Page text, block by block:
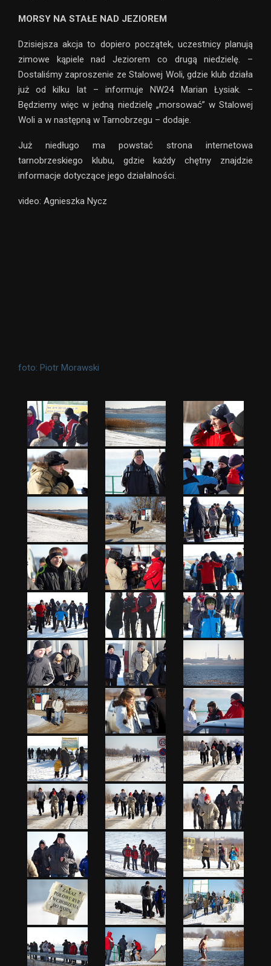
MORSY NA STAŁE NAD JEZIOREM
Dzisiejsza akcja to dopiero początek, uczestnicy planują
zimowe kąpiele nad Jeziorem co drugą niedzielę. –
Dostaliśmy zaproszenie ze Stalowej Woli, gdzie klub działa
już od kilku lat – informuje NW24 Marian Łysiak. –
Będziemy więc w jedną niedzielę „morsować” w Stalowej
Woli a w następną w Tarnobrzegu – dodaje.
Już niedługo ma powstać strona internetowa
tarnobrzeskiego klubu, gdzie każdy chętny znajdzie
informacje dotyczące jego działalności.
video: Agnieszka Nycz
foto: Piotr Morawski